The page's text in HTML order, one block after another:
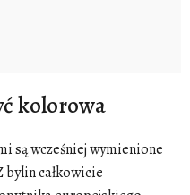
kolorowa
są wcześniej wymienione
bylin całkowicie